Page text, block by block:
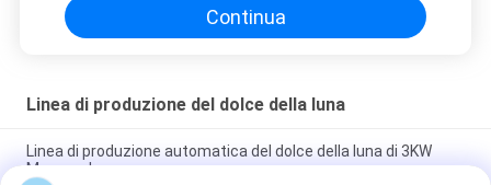
Continua
Linea di produzione del dolce della luna
Linea di produzione automatica del dolce della luna di 3KW
Maamoul